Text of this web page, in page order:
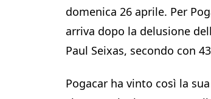
domenica 26 aprile. Per
arriva dopo la delusione
Paul Seixas, secondo con
Pogacar ha vinto così la